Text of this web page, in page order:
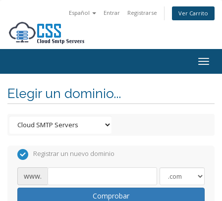
Español Entrar Registrarse Ver Carrito
Elegir un dominio...
Registrar un nuevo dominio
www.
Comprobar